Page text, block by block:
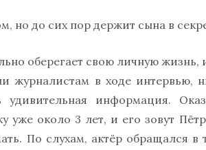
но до сих пор держит сына в
оберегает свою личную жизнь,
журналистам в ходе интервью,
информация.
уже около 3 лет, и его зовут
По слухам, актёр обращался в